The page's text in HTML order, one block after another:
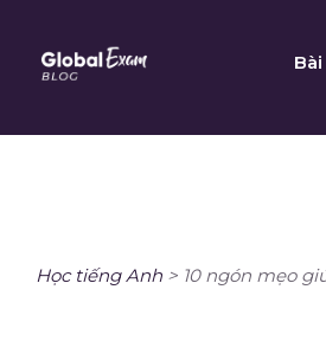
content
Học tiếng Anh > 10 ngón mẹo